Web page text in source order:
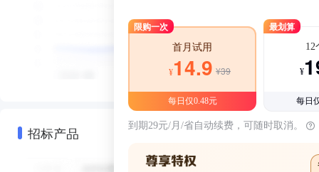
招标产品
限购一次
首月试用
¥14.9 ¥39
每日仅0.48元
最划算
12
¥
每日
到期29元/月/省自动续费，可随时取消。